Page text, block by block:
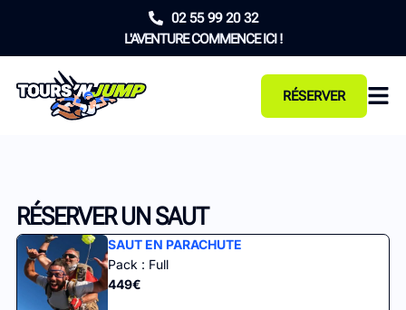
L'AVENTURE COMMENCE ICI !
02 55 99 20 32
RÉSERVER
RÉSERVER UN SAUT
SAUT EN PARACHUTE
Pack : Full
449€